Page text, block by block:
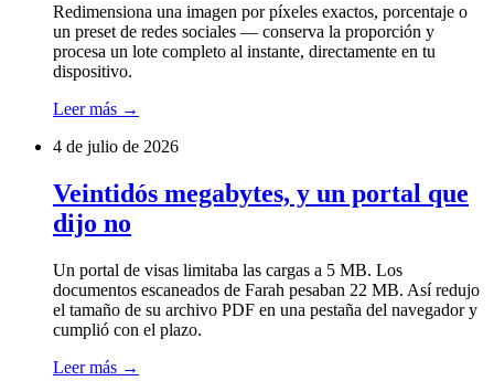
Redimensiona una imagen por píxeles exactos, porcentaje o
un preset de redes sociales — conserva la proporción y
procesa un lote completo al instante, directamente en tu
dispositivo.
Leer más →
4 de julio de 2026
Veintidós megabytes, y un portal que
dijo no
Un portal de visas limitaba las cargas a 5 MB. Los
documentos escaneados de Farah pesaban 22 MB. Así redujo
el tamaño de su archivo PDF en una pestaña del navegador y
cumplió con el plazo.
Leer más →